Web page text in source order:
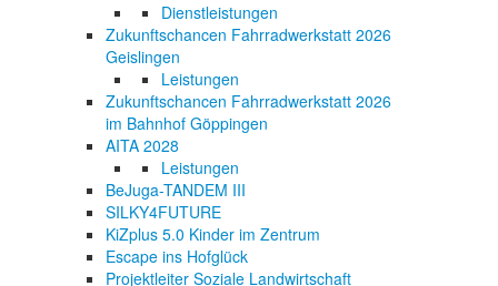
Dienstleistungen
Zukunftschancen Fahrradwerkstatt 2026
Geislingen
Leistungen
Zukunftschancen Fahrradwerkstatt 2026
im Bahnhof Göppingen
AITA 2028
Leistungen
BeJuga-TANDEM III
SILKY4FUTURE
KiZplus 5.0 Kinder im Zentrum
Escape ins Hofglück
Projektleiter Soziale Landwirtschaft